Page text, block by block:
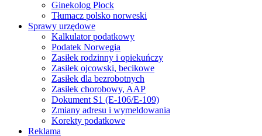
Ginekolog Płock
Tłumacz polsko norweski
Sprawy urzędowe
Kalkulator podatkowy
Podatek Norwegia
Zasiłek rodzinny i opiekuńczy
Zasiłek ojcowski, becikowe
Zasiłek dla bezrobotnych
Zasiłek chorobowy, AAP
Dokument S1 (E-106/E-109)
Zmiany adresu i wymeldowania
Korekty podatkowe
Reklama